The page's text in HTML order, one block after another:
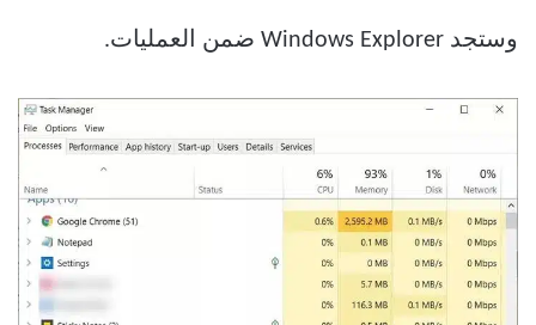
وستجد Windows Explorer ضمن العمليات.